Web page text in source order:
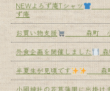
NEWよろず庵Tシャツ
森
ず庵
お買い物支援
森町 小規
外食企画を開催しました
半夏生が見頃です
森町